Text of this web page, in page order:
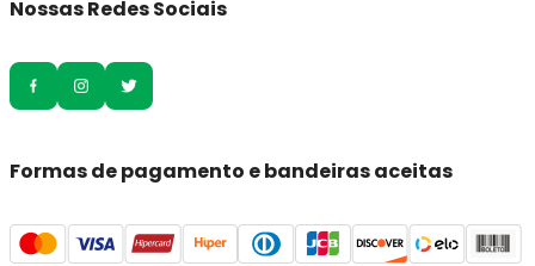
Nossas Redes Sociais
Formas de pagamento e bandeiras aceitas